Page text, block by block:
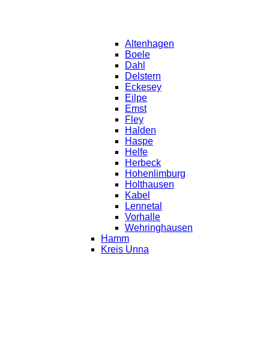
Altenhagen
Boele
Dahl
Delstern
Eckesey
Eilpe
Emst
Fley
Halden
Haspe
Helfe
Herbeck
Hohenlimburg
Holthausen
Kabel
Lennetal
Vorhalle
Wehringhausen
Hamm
Kreis Unna